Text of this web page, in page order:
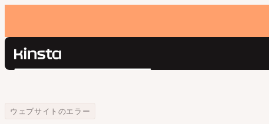
Kinsta®
価格設定
検
Home
リソースセンター
ウェブサイトのエラー
WordPressの混合コンテンツエラー（HTTPS/SSL）を素早く解決する方法